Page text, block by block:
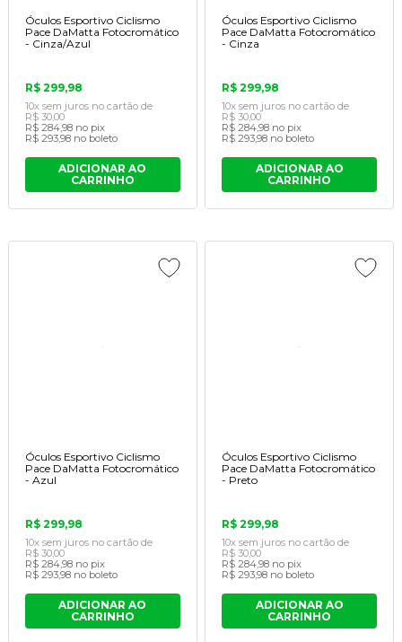
Óculos Esportivo Ciclismo
Pace DaMatta Fotocromático
- Cinza/Azul
R$ 299,98
10x sem juros no cartãode
R$ 30,00
R$ 284,98 no pix
R$ 293,98 no boleto
ADICIONAR AO
CARRINHO
Óculos Esportivo Ciclismo
Pace DaMatta Fotocromático
- Cinza
R$ 299,98
10x sem juros no cartão de
R$ 30,00
R$ 284,98 no pix
R$ 293,98 no boleto
ADICIONAR AO
CARRINHO
Óculos Esportivo Ciclismo
Pace DaMatta Fotocromático
- Azul
R$ 299,98
10x sem juros no cartãode
R$ 30,00
R$ 284,98 no pix
R$ 293,98 no boleto
ADICIONAR AO
CARRINHO
Óculos Esportivo Ciclismo
Pace DaMatta Fotocromático
- Preto
R$ 299,98
10x sem juros no cartão de
R$ 30,00
R$ 284,98 no pix
R$ 293,98 no boleto
ADICIONAR AO
CARRINHO